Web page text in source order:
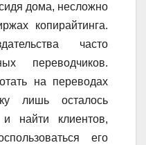
дома, несложно
копирайтинга.
часто
переводчиков.
на переводах
лишь осталось
найти клиентов,
его